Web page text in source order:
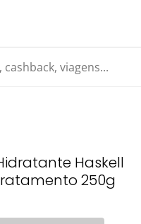
viagens...
Haskell
250g